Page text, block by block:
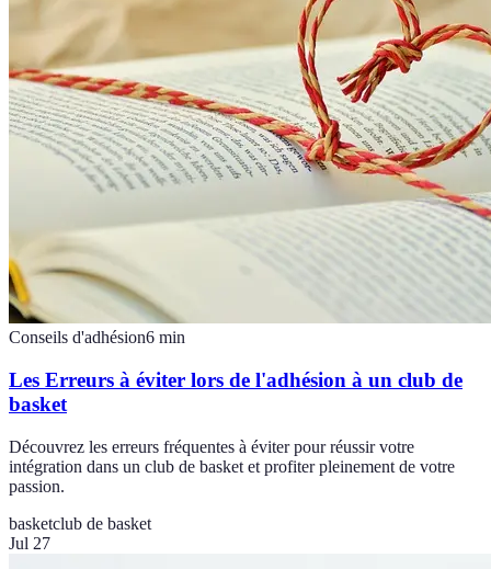
Conseils d'adhésion6 min
Les Erreurs à éviter lors de l'adhésion à un club de
basket
Découvrez les erreurs fréquentes à éviter pour réussir votre
intégration dans un club de basket et profiter pleinement de votre
passion.
basketclub de basket
Jul 27